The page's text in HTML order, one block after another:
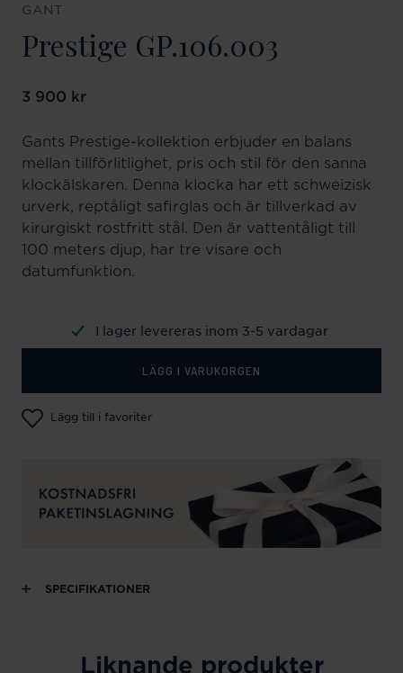
GANT
Prestige GP.106.003
Pris:3 900 kr
3 900 kr
Gants Prestige-kollektion erbjuder en balans
mellan tillförlitlighet, pris och stil för den sanna
klockälskaren. Denna klocka har ett schweizisk
urverk, reptåligt safirglas och är tillverkad av
kirurgiskt rostfritt stål. Den är vattentåligt till
100 meters djup, har tre visare och
datumfunktion.
I lager levereras inom 3-5 vardagar
LÄGG I VARUKORGEN
Lägg till i favoriter
SPECIFIKATIONER
Liknande produkter